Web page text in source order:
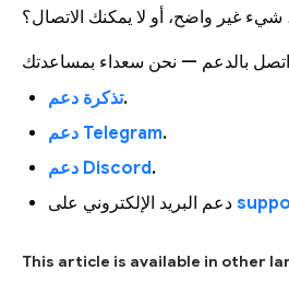
غير واضح، أو لا يمكنك الاتصال؟
تذكرة دعم.
دعم Telegram.
دعم Discord.
This article is available in other